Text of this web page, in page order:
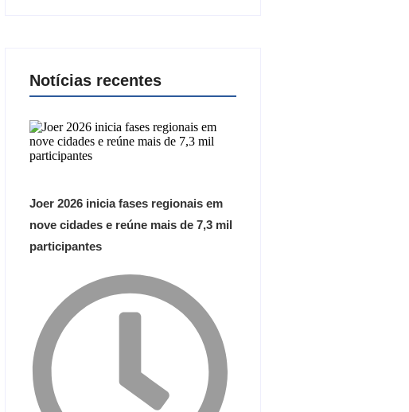
Notícias recentes
Joer 2026 inicia fases regionais em
nove cidades e reúne mais de 7,3 mil
participantes